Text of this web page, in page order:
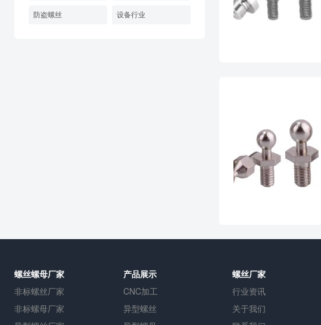
防盗螺丝 设备行业
螺丝螺母厂家
非标螺丝厂家
非标螺母厂家
产品展示
CNC加工
异型螺丝
螺丝厂家
行业资讯
关于我们